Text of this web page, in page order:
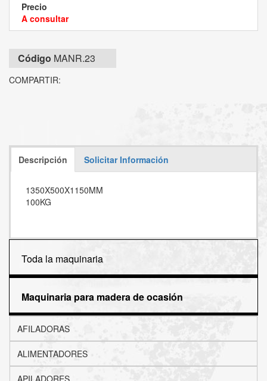
Precio
A consultar
Código MANR.23
COMPARTIR:
Descripción Solicitar Información
1350X500X1150MM
100KG
Toda la maquinaria
Maquinaria para madera de ocasión
AFILADORAS
ALIMENTADORES